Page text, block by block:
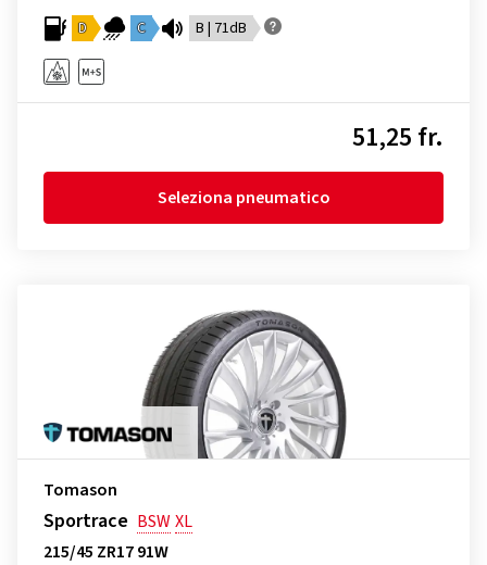
D C B | 71dB
51,25 fr.
Seleziona pneumatico
Tomason
Sportrace BSWXL
215/45 ZR17 91W